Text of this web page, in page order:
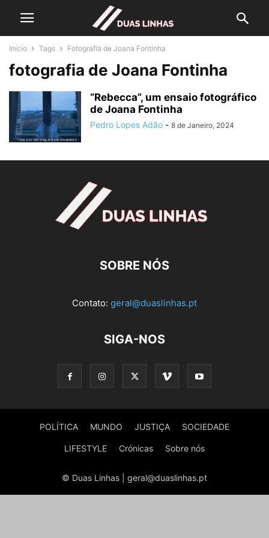
Início Tags Fotografia de Joana Fontinha
fotografia de Joana Fontinha
“Rebecca”, um ensaio fotográfico
de Joana Fontinha
Pedro Lopes Adão - 8 de Janeiro, 2024
SOBRE NÓS
Contato: geral@duaslinhas.pt
SIGA-NOS
POLÍTICA MUNDO JUSTIÇA SOCIEDADE
LIFESTYLE Crónicas Sobre nós
© Duas Linhas | geral@duaslinhas.pt